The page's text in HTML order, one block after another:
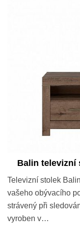
Balin televizní
Televizní stolek
vašeho obývacího
strávený při
vyroben v…